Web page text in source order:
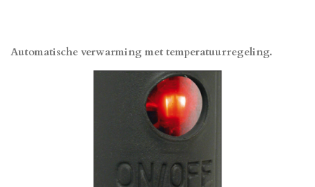
Automatische verwarming met temperatuurregeling.